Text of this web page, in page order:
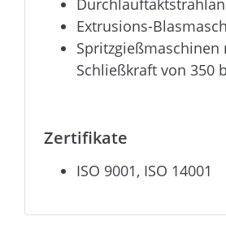
Extrusions-
Spritzgießmaschinen
Schließkraft von 350
Zertifikate
ISO 9001, ISO 14001